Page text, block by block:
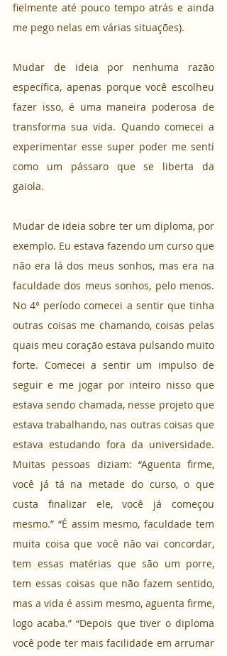
fielmente até pouco tempo atrás e ainda
me pego nelas em várias situações).
Mudar de ideia por nenhuma razão
específica, apenas porque você escolheu
fazer isso, é uma maneira poderosa de
transforma sua vida. Quando comecei a
experimentar esse super poder me senti
como um pássaro que se liberta da
gaiola.
Mudar de ideia sobre ter um diploma, por
exemplo. Eu estava fazendo um curso que
não era lá dos meus sonhos, mas era na
faculdade dos meus sonhos, pelo menos.
No 4° período comecei a sentir que tinha
outras coisas me chamando, coisas pelas
quais meu coração estava pulsando muito
forte. Comecei a sentir um impulso de
seguir e me jogar por inteiro nisso que
estava sendo chamada, nesse projeto que
estava trabalhando, nas outras coisas que
estava estudando fora da universidade.
Muitas pessoas diziam: “Aguenta firme,
você já tá na metade do curso, o que
custa finalizar ele, você já começou
mesmo.” “É assim mesmo, faculdade tem
muita coisa que você não vai concordar,
tem essas matérias que são um porre,
tem essas coisas que não fazem sentido,
mas a vida é assim mesmo, aguenta firme,
logo acaba.” “Depois que tiver o diploma
você pode ter mais facilidade em arrumar